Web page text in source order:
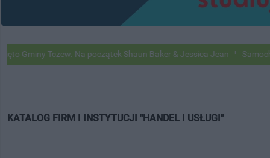
Tczew. Na początek Shaun Baker & Jessica Jean Samochody
KATALOG FIRM I INSTYTUCJI "HANDEL I USŁUGI"